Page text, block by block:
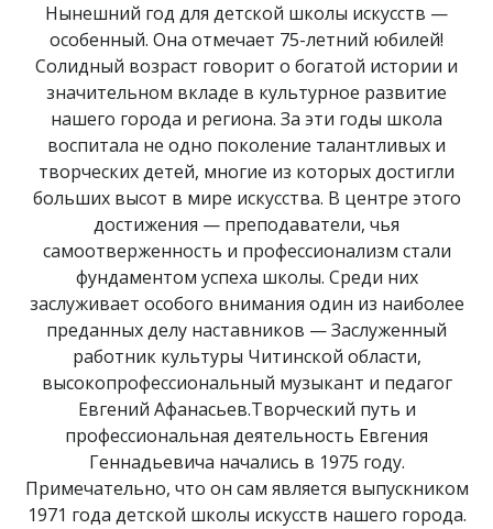
Нынешний год для детской школы искусств —
особенный. Она отмечает 75-летний юбилей!
Солидный возраст говорит о богатой истории и
значительном вкладе в культурное развитие
нашего города и региона. За эти годы школа
воспитала не одно поколение талантливых и
творческих детей, многие из которых достигли
больших высот в мире искусства. В центре этого
достижения — преподаватели, чья
самоотверженность и профессионализм стали
фундаментом успеха школы. Среди них
заслуживает особого внимания один из наиболее
преданных делу наставников — Заслуженный
работник культуры Читинской области,
высокопрофессиональный музыкант и педагог
Евгений Афанасьев.Творческий путь и
профессиональная деятельность Евгения
Геннадьевича начались в 1975 году.
Примечательно, что он сам является выпускником
1971 года детской школы искусств нашего города.